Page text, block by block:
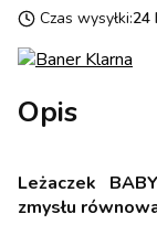
Czas wysyłki:24
Opis
Leżaczek
zmysłu